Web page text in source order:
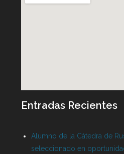
Entradas Recientes
Alumno de la Cátedra de
seleccionado en